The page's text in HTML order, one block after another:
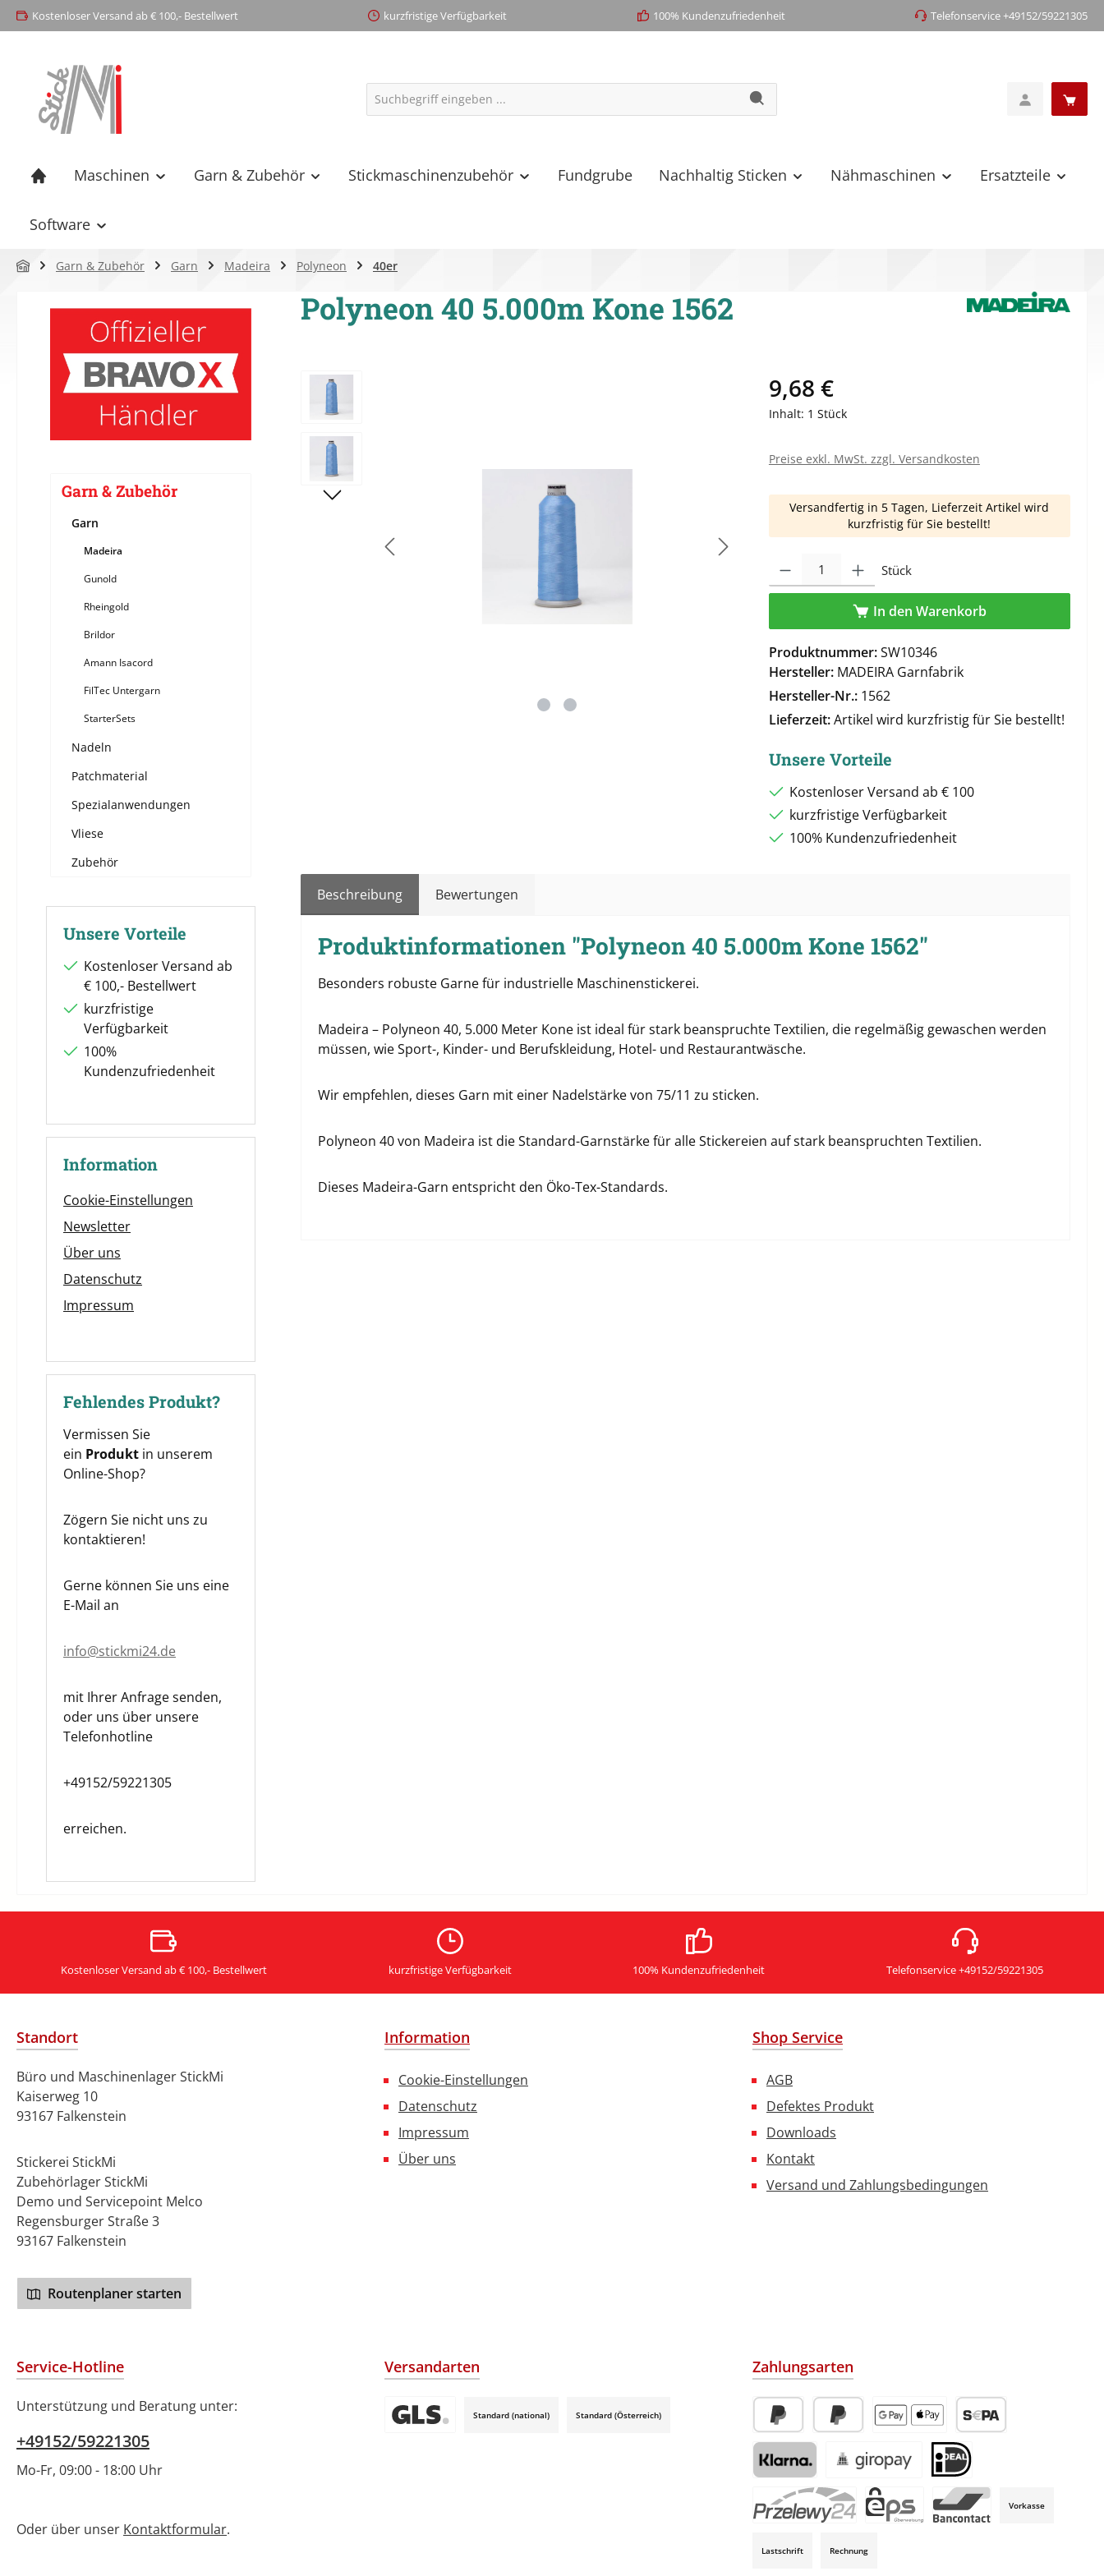
Zur Hauptnavigation springen
Kostenloser Versand ab € 100,- Bestellwert kurzfristige Verfügbarkeit 100% Kundenzufriedenheit Telefonservice +49152/59221305
Maschinen Garn & Zubehör Stickmaschinenzubehör Fundgrube Nachhaltig Sticken Nähmaschinen Ersatzteile
Software
Garn & Zubehör Garn Madeira Polyneon 40er
Garn & Zubehör
Garn
Madeira
Gunold
Rheingold
Brildor
Amann Isacord
FilTec Untergarn
StarterSets
Nadeln
Patchmaterial
Spezialanwendungen
Vliese
Zubehör
Unsere Vorteile
Kostenloser Versand ab
€ 100,- Bestellwert
kurzfristige
Verfügbarkeit
100%
Kundenzufriedenheit
Information
Cookie-Einstellungen
Newsletter
Über uns
Datenschutz
Impressum
Fehlendes Produkt?
Vermissen Sie
ein Produkt in unserem
Online-Shop?
Zögern Sie nicht uns zu
kontaktieren!
Gerne können Sie uns eine
E-Mail an
info@stickmi24.de
mit Ihrer Anfrage senden,
oder uns über unsere
Telefonhotline
+49152/59221305
erreichen.
Polyneon 40 5.000m Kone 1562
Bildergalerie überspringen 9,68 €
Inhalt: 1 Stück
Preise exkl. MwSt. zzgl. Versandkosten
Versandfertig in 5 Tagen, Lieferzeit Artikel wird
kurzfristig für Sie bestellt!
Stück
In den Warenkorb
Produktnummer:SW10346
Hersteller: MADEIRA Garnfabrik
Hersteller-Nr.: 1562
Lieferzeit:Artikel wird kurzfristig für Sie bestellt!
Unsere Vorteile
Kostenloser Versand ab € 100
kurzfristige Verfügbarkeit
100% Kundenzufriedenheit
Beschreibung Bewertungen
Produktinformationen "Polyneon 40 5.000m Kone 1562"
Besonders robuste Garne für industrielle Maschinenstickerei.
Madeira – Polyneon 40, 5.000 Meter Kone ist ideal für stark beanspruchte Textilien, die regelmäßig gewaschen werden
müssen, wie Sport-, Kinder- und Berufskleidung, Hotel- und Restaurantwäsche.
Wir empfehlen, dieses Garn mit einer Nadelstärke von 75/11 zu sticken.
Polyneon 40 von Madeira ist die Standard-Garnstärke für alle Stickereien auf stark beanspruchten Textilien.
Dieses Madeira-Garn entspricht den Öko-Tex-Standards.
Kostenloser Versand ab € 100,- Bestellwert kurzfristige Verfügbarkeit 100% Kundenzufriedenheit Telefonservice +49152/59221305
Standort
Büro und Maschinenlager StickMi
Kaiserweg 10
93167 Falkenstein
Stickerei StickMi
Zubehörlager StickMi
Demo und Servicepoint Melco
Regensburger Straße 3
93167 Falkenstein
Routenplaner starten
Information
Cookie-Einstellungen
Datenschutz
Impressum
Über uns
Shop Service
AGB
Defektes Produkt
Downloads
Kontakt
Versand und Zahlungsbedingungen
Service-Hotline
Unterstützung und Beratung unter:
+49152/59221305
Mo-Fr, 09:00 - 18:00 Uhr
Oder über unser Kontaktformular.
Versandarten
Standard (national) Standard (Österreich)
Zahlungsarten
PayPal Später BezahlenApple Pay / Google Pay (via Stripe)
SEPA-Lastschrift (via
Klarna (via Stripe)Giropay (via Stripe) iDeal (via Stripe)
Vorkasse
Lastschrift Rechnung